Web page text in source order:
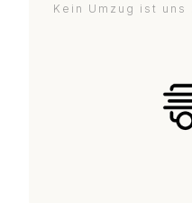
Kein Umzug ist uns